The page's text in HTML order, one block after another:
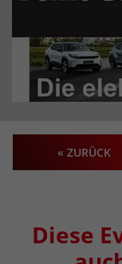
« ZURÜCK
Diese